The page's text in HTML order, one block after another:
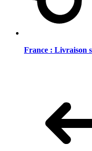
France : Livraison